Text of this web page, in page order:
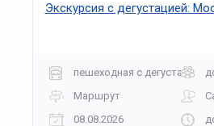
Экскурсия с дегустацией:
пешеходная с дегустацией
Маршрут
08.08.2026